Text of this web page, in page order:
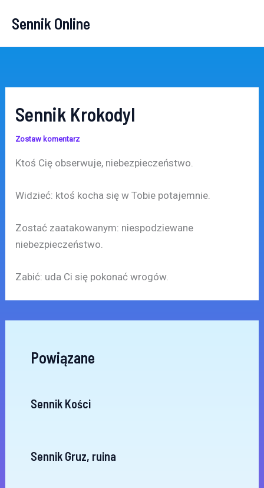
Sennik Online
Sennik Krokodyl
Zostaw komentarz
Ktoś Cię obserwuje, niebezpieczeństwo.
Widzieć: ktoś kocha się w Tobie potajemnie.
Zostać zaatakowanym: niespodziewane
niebezpieczeństwo.
Zabić: uda Ci się pokonać wrogów.
Powiązane
Sennik Kości
Sennik Gruz, ruina